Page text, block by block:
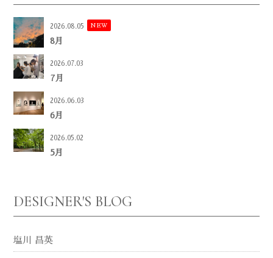
2026.08.05 NEW
8月
2026.07.03
7月
2026.06.03
6月
2026.05.02
5月
DESIGNER'S BLOG
塩川 昌英